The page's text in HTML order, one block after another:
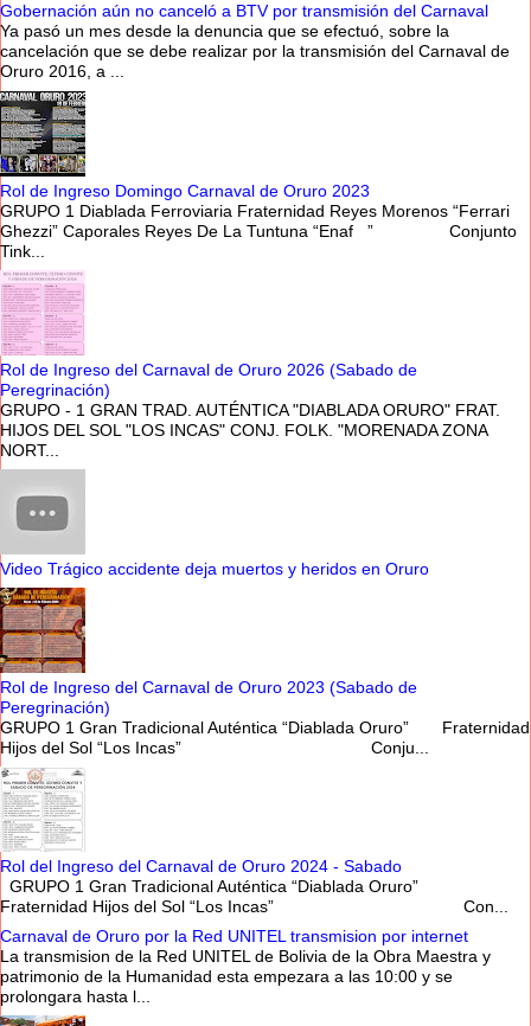
Gobernación aún no canceló a BTV por transmisión del Carnaval
Ya pasó un mes desde la denuncia que se efectuó, sobre la
cancelación que se debe realizar por la transmisión del Carnaval de
Oruro 2016, a ...
Rol de Ingreso Domingo Carnaval de Oruro 2023
GRUPO 1 Diablada Ferroviaria Fraternidad Reyes Morenos “Ferrari
Ghezzi” Caporales Reyes De La Tuntuna “Enaf ” Conjunto
Tink...
Rol de Ingreso del Carnaval de Oruro 2026 (Sabado de
Peregrinación)
GRUPO - 1 GRAN TRAD. AUTÉNTICA "DIABLADA ORURO" FRAT.
HIJOS DEL SOL "LOS INCAS" CONJ. FOLK. "MORENADA ZONA
NORT...
Video Trágico accidente deja muertos y heridos en Oruro
Rol de Ingreso del Carnaval de Oruro 2023 (Sabado de
Peregrinación)
GRUPO 1 Gran Tradicional Auténtica “Diablada Oruro” Fraternidad
Hijos del Sol “Los Incas” Conju...
Rol del Ingreso del Carnaval de Oruro 2024 - Sabado
GRUPO 1 Gran Tradicional Auténtica “Diablada Oruro”
Fraternidad Hijos del Sol “Los Incas” Con...
Carnaval de Oruro por la Red UNITEL transmision por internet
La transmision de la Red UNITEL de Bolivia de la Obra Maestra y
patrimonio de la Humanidad esta empezara a las 10:00 y se
prolongara hasta l...